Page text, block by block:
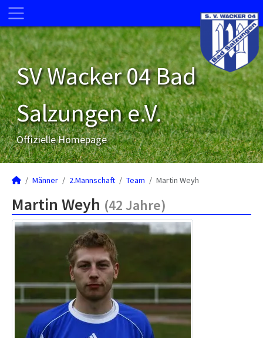
SV Wacker 04 Bad
Salzungen e.V.
Offizielle Homepage
Männer 2.Mannschaft Team Martin Weyh
Martin Weyh (42 Jahre)